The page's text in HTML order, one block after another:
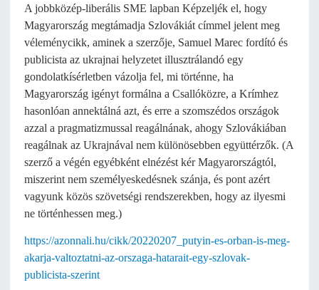
A jobbközép-liberális SME lapban Képzeljék el, hogy
Magyarország megtámadja Szlovákiát címmel jelent meg
véleménycikk, aminek a szerzője, Samuel Marec fordító és
publicista az ukrajnai helyzetet illusztrálandó egy
gondolatkísérletben vázolja fel, mi történne, ha
Magyarország igényt formálna a Csallóközre, a Krímhez
hasonlóan annektálná azt, és erre a szomszédos országok
azzal a pragmatizmussal reagálnának, ahogy Szlovákiában
reagálnak az Ukrajnával nem különösebben együttérzők. (A
szerző a végén egyébként elnézést kér Magyarországtól,
miszerint nem személyeskedésnek szánja, és pont azért
vagyunk közös szövetségi rendszerekben, hogy az ilyesmi
ne történhessen meg.)
https://azonnali.hu/cikk/20220207_putyin-es-orban-is-meg-
akarja-valtoztatni-az-orszaga-hatarait-egy-szlovak-
publicista-szerint